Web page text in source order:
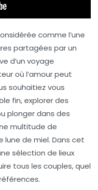
comme l’une
partagées par un
d’un voyage
où l’amour peut
souhaitiez vous
fin, explorer des
plonger dans des
multitude de
lune de miel. Dans cet
sélection de lieux
tous les couples, quel